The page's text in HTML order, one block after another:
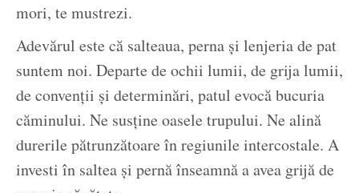
mori, te mustrezi.
Adevărul este că salteaua, perna și lenjeria de pat
suntem noi. Departe de ochii lumii, de grija lumii,
de convenții și determinări, patul evocă bucuria
căminului. Ne susține oasele trupului. Ne alină
durerile pătrunzătoare în regiunile intercostale. A
investi în saltea și pernă înseamnă a avea grijă de